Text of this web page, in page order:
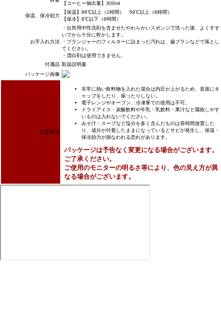
【コーヒー抽出量】300ml
保温、保冷効力
【保温】86℃以上（1時間） 59℃以上（6時間）
【保冷】8℃以下（6時間）
お手入れ方法
・台所用中性洗剤を含ませたやわらかいスポンジで洗った後、よくすす
いでから十分に乾かします。
・プランジャーのフィルターに詰まった汚れは、歯ブラシなどで落とし
てください。
・漂白剤は使用できません。
付属品 取扱説明書
パッケージ画像
注意事項
非常に熱い飲料物を入れた場合は内圧が上がるため、直後にキ
ャップをしたり、振ったりしない。
電子レンジやオーブン、冷凍庫での使用は不可。
ドライアイス・炭酸飲料や牛乳・乳飲料・果汁など腐敗しやす
いものは入れないでください。
みそ汁・スープなど塩分を多く含んだものは長時間放置した
り、成分が付着したままになっているとサビが発生し、保温・
保冷効力が損なわれる恐れがあります。
パッケージは予告なく変更になる場合がございます。
ご了承ください。
ご使用のモニターの明るさ等により、色の見え方が異
なる場合がございます。